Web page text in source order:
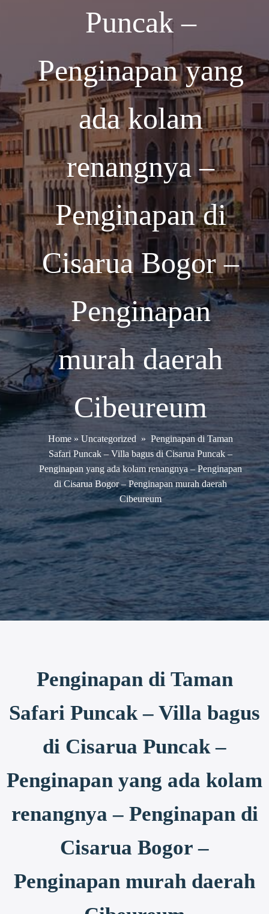
Puncak –
Penginapan yang
ada kolam
renangnya –
Penginapan di
Cisarua Bogor –
Penginapan
murah daerah
Cibeureum
Home » Uncategorized » Penginapan di Taman
Safari Puncak – Villa bagus di Cisarua Puncak –
Penginapan yang ada kolam renangnya – Penginapan
di Cisarua Bogor – Penginapan murah daerah
Cibeureum
Penginapan di Taman
Safari Puncak – Villa bagus
di Cisarua Puncak –
Penginapan yang ada kolam
renangnya – Penginapan di
Cisarua Bogor –
Penginapan murah daerah